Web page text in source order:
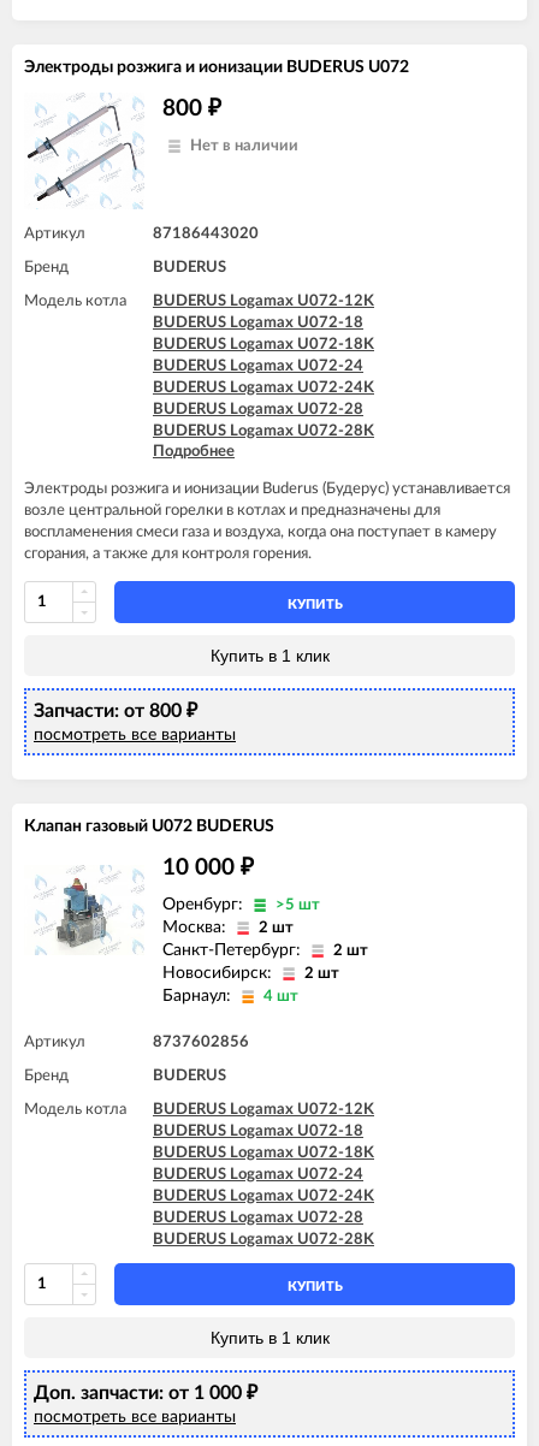
Электроды розжига и ионизации BUDERUS U072
800 ₽
Нет в наличии
Артикул 87186443020
Бренд BUDERUS
Модель котла
BUDERUS Logamax U072-12K
BUDERUS Logamax U072-18
BUDERUS Logamax U072-18K
BUDERUS Logamax U072-24
BUDERUS Logamax U072-24K
BUDERUS Logamax U072-28
BUDERUS Logamax U072-28K
BUDERUS Logamax U072-35
Подробнее
Электроды розжига и ионизации Buderus (Будерус) устанавливается
возле центральной горелки в котлах и предназначены для
воспламенения смеси газа и воздуха, когда она поступает в камеру
сгорания, а также для контроля горения.
КУПИТЬ
Купить в 1 клик
Запчасти: от 800 ₽
посмотреть все варианты
Клапан газовый U072 BUDERUS
10 000 ₽
Оренбург: >5 шт
Москва: 2 шт
Санкт-Петербург: 2 шт
Новосибирск: 2 шт
Барнаул: 4 шт
Артикул 8737602856
Бренд BUDERUS
Модель котла
BUDERUS Logamax U072-12K
BUDERUS Logamax U072-18
BUDERUS Logamax U072-18K
BUDERUS Logamax U072-24
BUDERUS Logamax U072-24K
BUDERUS Logamax U072-28
BUDERUS Logamax U072-28K
КУПИТЬ
Купить в 1 клик
Доп. запчасти: от 1 000 ₽
посмотреть все варианты